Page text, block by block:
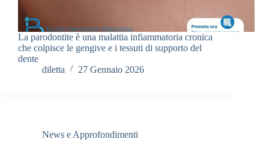
La parodontite è una malattia infiammatoria cronica
che colpisce le gengive e i tessuti di supporto del
dente
diletta
27 Gennaio 2026
News e Approfondimenti